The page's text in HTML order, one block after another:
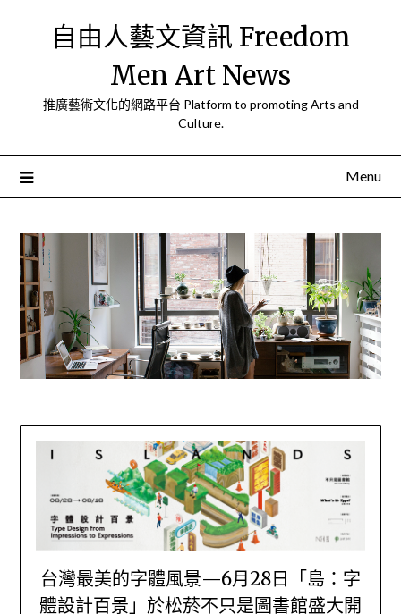
自由人藝文資訊 Freedom
Men Art News
推廣藝術文化的網路平台 Platform to promoting Arts and
Culture.
Menu
台灣最美的字體風景—6月28日「島：字
體設計百景」於松菸不只是圖書館盛大開